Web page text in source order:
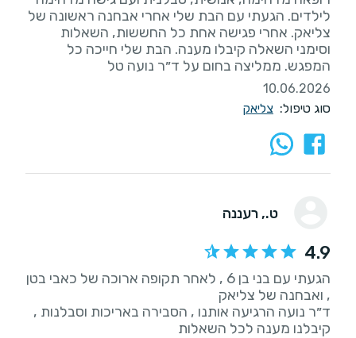
לילדים. הגעתי עם הבת שלי אחרי אבחנה ראשונה של
צליאק. אחרי פגישה אחת כל החששות, השאלות
וסימני השאלה קיבלו מענה. הבת שלי חייכה כל
המפגש. ממליצה בחום על ד״ר נועה טל
10.06.2026
סוג טיפול: צליאק
ט., רעננה
4.9
הגעתי עם בני בן 6 , לאחר תקופה ארוכה של כאבי בטן
ד״ר נועה הרגיעה אותנו , הסבירה באריכות וסבלנות ,
קיבלנו מענה לכל השאלות